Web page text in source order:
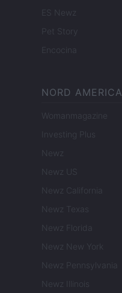
ES Newz
Pet Story
Encocina
NORD AMERICA
Womanmagazine
Investing Plus
Newz
Newz US
Newz California
Newz Texas
Newz Florida
Newz New York
Newz Pennsylvania
Newz Illinois